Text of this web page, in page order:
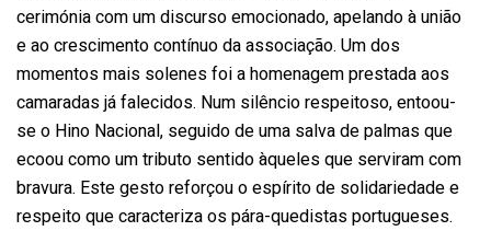
cerimónia com um discurso emocionado, apelando à união
e ao crescimento contínuo da associação. Um dos
momentos mais solenes foi a homenagem prestada aos
camaradas já falecidos. Num silêncio respeitoso, entoou-
se o Hino Nacional, seguido de uma salva de palmas que
ecoou como um tributo sentido àqueles que serviram com
bravura. Este gesto reforçou o espírito de solidariedade e
respeito que caracteriza os pára-quedistas portugueses.